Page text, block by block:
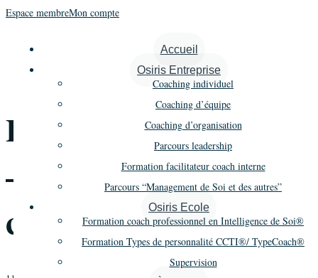
Espace membreMon compte
Accueil
Osiris Entreprise
Coaching individuel
Coaching d’équipe
Coaching d’organisation
Parcours leadership
Formation facilitateur coach interne
Parcours “Management de Soi et des autres”
Osiris Ecole
Formation coach professionnel en Intelligence de Soi®
Formation Types de personnalité CCTI®/ TypeCoach®
Supervision
« Tous les Évènements
Formation Coaching
– Promo 22 – 1er
cycle – Module 2